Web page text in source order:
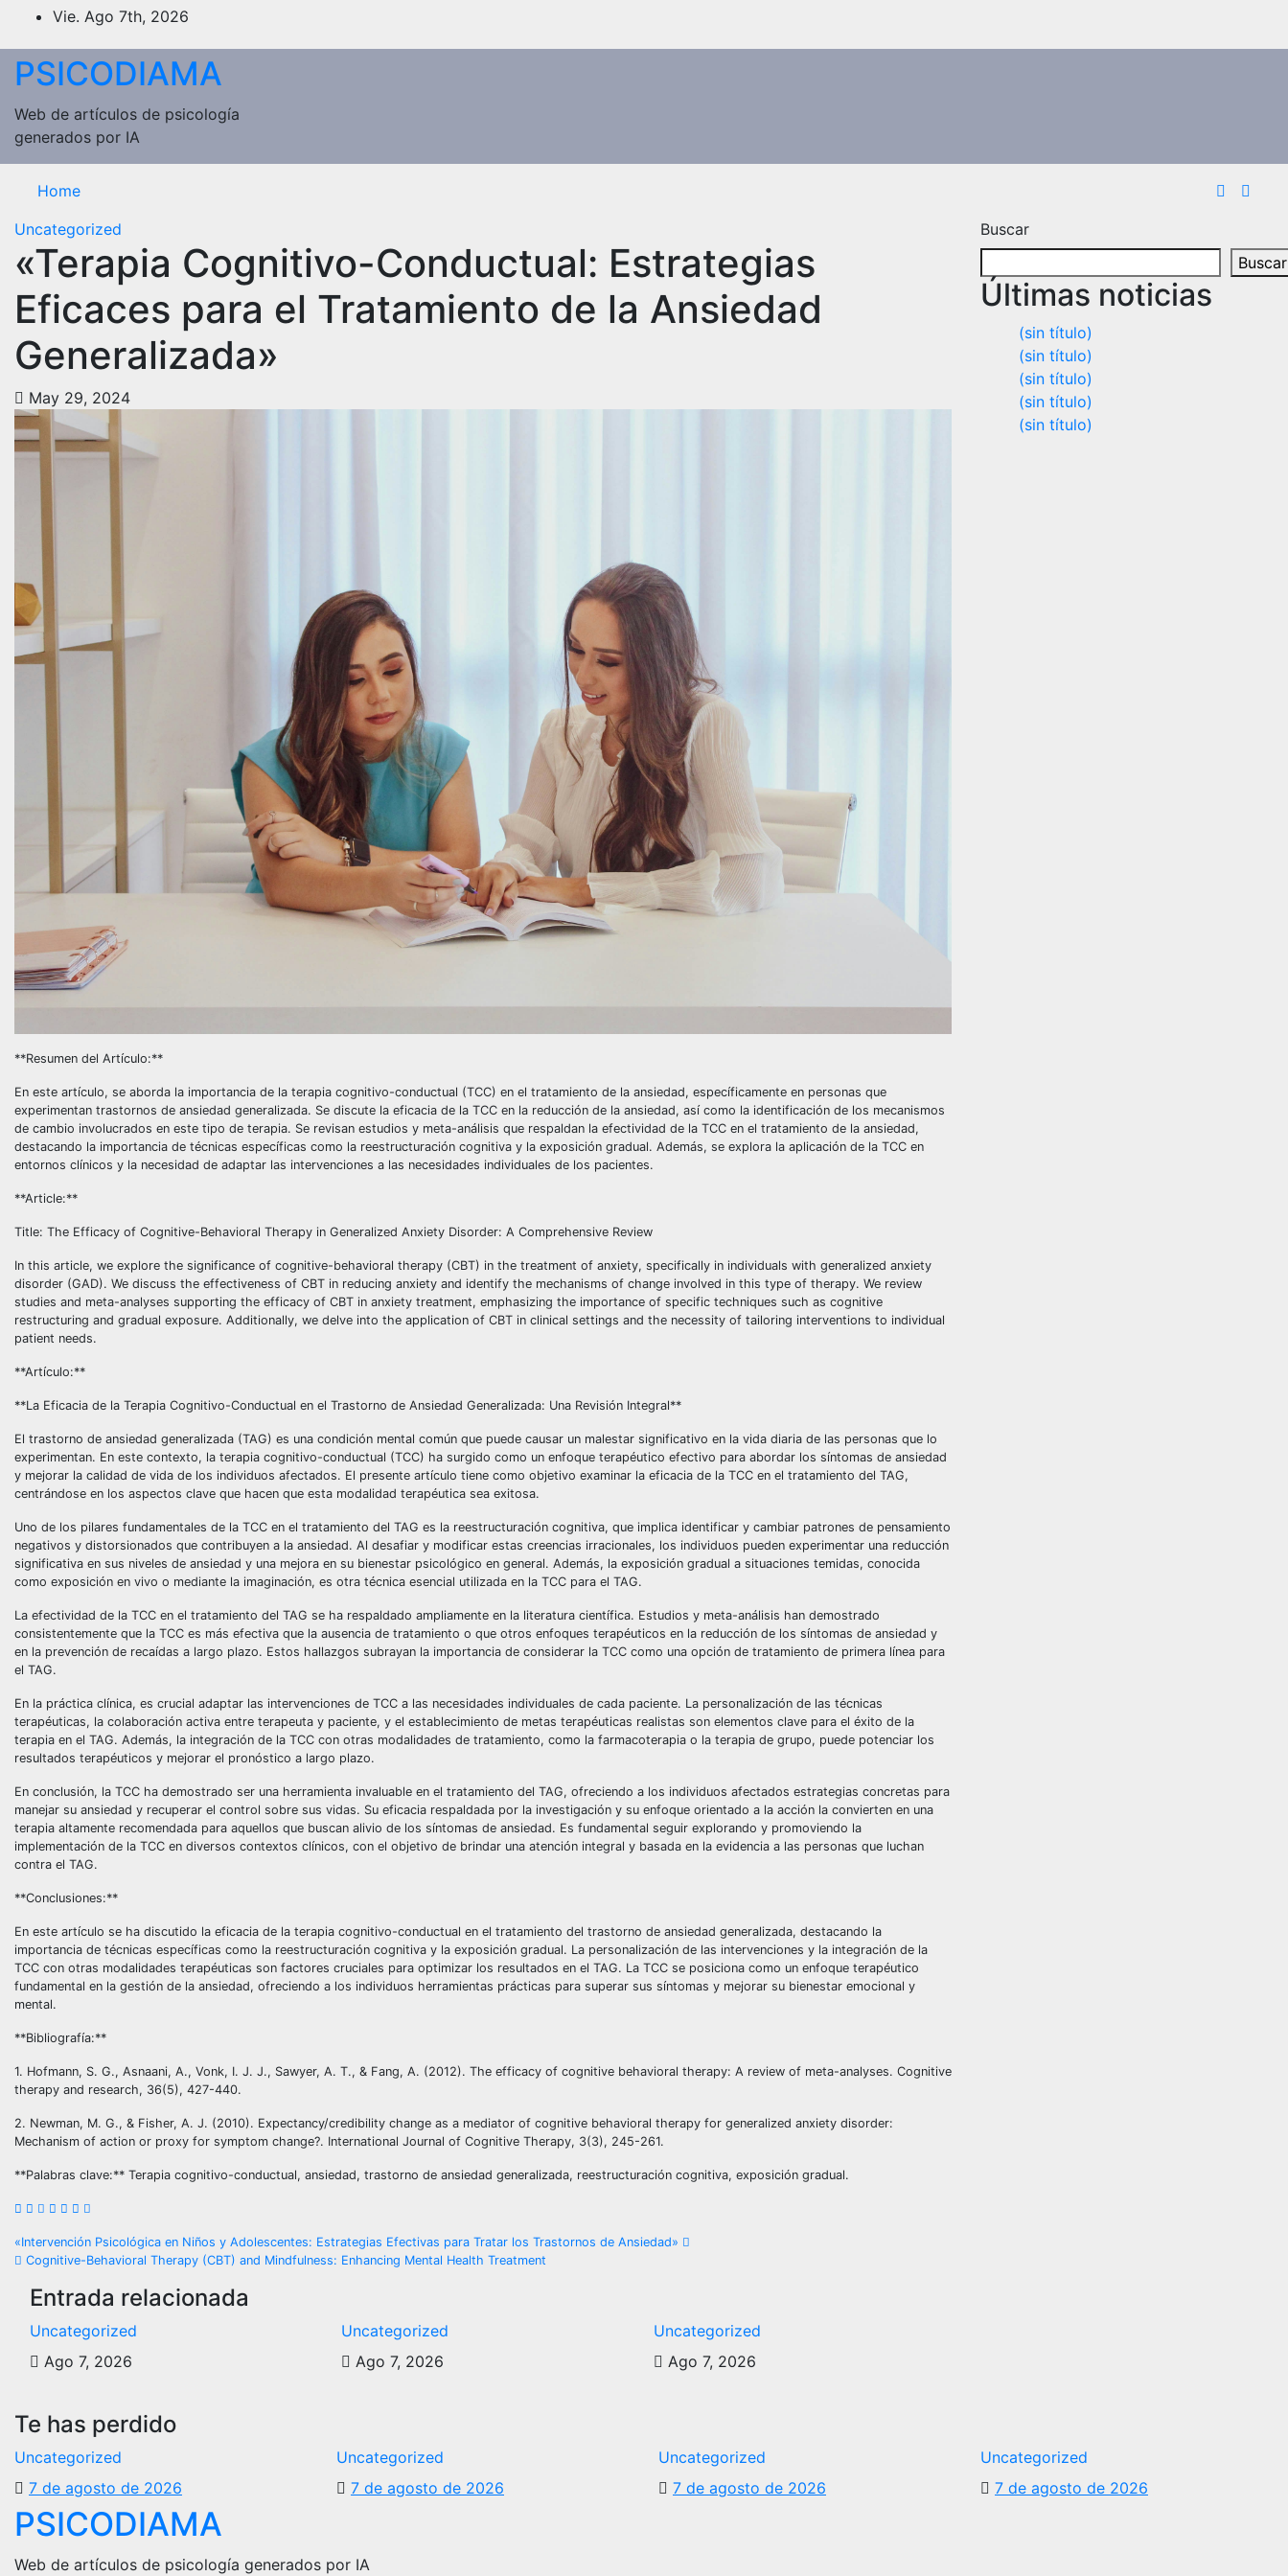
Saltar
contenido
Vie. Ago 7th, 2026
PSICODIAMA
Web de artículos de psicología
generados por IA
Home
Uncategorized
«Terapia Cognitivo-Conductual: Estrategias
Eficaces para el Tratamiento de la Ansiedad
Generalizada»
May 29, 2024
**Resumen del Artículo:**
En este artículo, se aborda la importancia de la terapia cognitivo-conductual (TCC) en el tratamiento de la ansiedad, específicamente en personas que
experimentan trastornos de ansiedad generalizada. Se discute la eficacia de la TCC en la reducción de la ansiedad, así como la identificación de los mecanismos
de cambio involucrados en este tipo de terapia. Se revisan estudios y meta-análisis que respaldan la efectividad de la TCC en el tratamiento de la ansiedad,
destacando la importancia de técnicas específicas como la reestructuración cognitiva y la exposición gradual. Además, se explora la aplicación de la TCC en
entornos clínicos y la necesidad de adaptar las intervenciones a las necesidades individuales de los pacientes.
**Article:**
Title: The Efficacy of Cognitive-Behavioral Therapy in Generalized Anxiety Disorder: A Comprehensive Review
In this article, we explore the significance of cognitive-behavioral therapy (CBT) in the treatment of anxiety, specifically in individuals with generalized anxiety
disorder (GAD). We discuss the effectiveness of CBT in reducing anxiety and identify the mechanisms of change involved in this type of therapy. We review
studies and meta-analyses supporting the efficacy of CBT in anxiety treatment, emphasizing the importance of specific techniques such as cognitive
restructuring and gradual exposure. Additionally, we delve into the application of CBT in clinical settings and the necessity of tailoring interventions to individual
patient needs.
**Artículo:**
**La Eficacia de la Terapia Cognitivo-Conductual en el Trastorno de Ansiedad Generalizada: Una Revisión Integral**
El trastorno de ansiedad generalizada (TAG) es una condición mental común que puede causar un malestar significativo en la vida diaria de las personas que lo
experimentan. En este contexto, la terapia cognitivo-conductual (TCC) ha surgido como un enfoque terapéutico efectivo para abordar los síntomas de ansiedad
y mejorar la calidad de vida de los individuos afectados. El presente artículo tiene como objetivo examinar la eficacia de la TCC en el tratamiento del TAG,
centrándose en los aspectos clave que hacen que esta modalidad terapéutica sea exitosa.
Uno de los pilares fundamentales de la TCC en el tratamiento del TAG es la reestructuración cognitiva, que implica identificar y cambiar patrones de pensamiento
negativos y distorsionados que contribuyen a la ansiedad. Al desafiar y modificar estas creencias irracionales, los individuos pueden experimentar una reducción
significativa en sus niveles de ansiedad y una mejora en su bienestar psicológico en general. Además, la exposición gradual a situaciones temidas, conocida
como exposición en vivo o mediante la imaginación, es otra técnica esencial utilizada en la TCC para el TAG.
La efectividad de la TCC en el tratamiento del TAG se ha respaldado ampliamente en la literatura científica. Estudios y meta-análisis han demostrado
consistentemente que la TCC es más efectiva que la ausencia de tratamiento o que otros enfoques terapéuticos en la reducción de los síntomas de ansiedad y
en la prevención de recaídas a largo plazo. Estos hallazgos subrayan la importancia de considerar la TCC como una opción de tratamiento de primera línea para
el TAG.
En la práctica clínica, es crucial adaptar las intervenciones de TCC a las necesidades individuales de cada paciente. La personalización de las técnicas
terapéuticas, la colaboración activa entre terapeuta y paciente, y el establecimiento de metas terapéuticas realistas son elementos clave para el éxito de la
terapia en el TAG. Además, la integración de la TCC con otras modalidades de tratamiento, como la farmacoterapia o la terapia de grupo, puede potenciar los
resultados terapéuticos y mejorar el pronóstico a largo plazo.
En conclusión, la TCC ha demostrado ser una herramienta invaluable en el tratamiento del TAG, ofreciendo a los individuos afectados estrategias concretas para
manejar su ansiedad y recuperar el control sobre sus vidas. Su eficacia respaldada por la investigación y su enfoque orientado a la acción la convierten en una
terapia altamente recomendada para aquellos que buscan alivio de los síntomas de ansiedad. Es fundamental seguir explorando y promoviendo la
implementación de la TCC en diversos contextos clínicos, con el objetivo de brindar una atención integral y basada en la evidencia a las personas que luchan
contra el TAG.
**Conclusiones:**
En este artículo se ha discutido la eficacia de la terapia cognitivo-conductual en el tratamiento del trastorno de ansiedad generalizada, destacando la
importancia de técnicas específicas como la reestructuración cognitiva y la exposición gradual. La personalización de las intervenciones y la integración de la
TCC con otras modalidades terapéuticas son factores cruciales para optimizar los resultados en el TAG. La TCC se posiciona como un enfoque terapéutico
fundamental en la gestión de la ansiedad, ofreciendo a los individuos herramientas prácticas para superar sus síntomas y mejorar su bienestar emocional y
mental.
**Bibliografía:**
1. Hofmann, S. G., Asnaani, A., Vonk, I. J. J., Sawyer, A. T., & Fang, A. (2012). The efficacy of cognitive behavioral therapy: A review of meta-analyses. Cognitive
therapy and research, 36(5), 427-440.
2. Newman, M. G., & Fisher, A. J. (2010). Expectancy/credibility change as a mediator of cognitive behavioral therapy for generalized anxiety disorder:
Mechanism of action or proxy for symptom change?. International Journal of Cognitive Therapy, 3(3), 245-261.
**Palabras clave:** Terapia cognitivo-conductual, ansiedad, trastorno de ansiedad generalizada, reestructuración cognitiva, exposición gradual.
Navegación
de
entradas
«Intervención Psicológica en Niños y Adolescentes: Estrategias Efectivas para Tratar los Trastornos de Ansiedad»
Cognitive-Behavioral Therapy (CBT) and Mindfulness: Enhancing Mental Health Treatment
Entrada relacionada
Uncategorized
Ago 7, 2026
Uncategorized
Ago 7, 2026
Uncategorized
Ago 7, 2026
Buscar
Buscar
Últimas noticias
(sin título)
(sin título)
(sin título)
(sin título)
(sin título)
Te has perdido
Uncategorized
7 de agosto de 2026
Uncategorized
7 de agosto de 2026
Uncategorized
7 de agosto de 2026
Uncategorized
7 de agosto de 2026
PSICODIAMA
Web de artículos de psicología generados por IA